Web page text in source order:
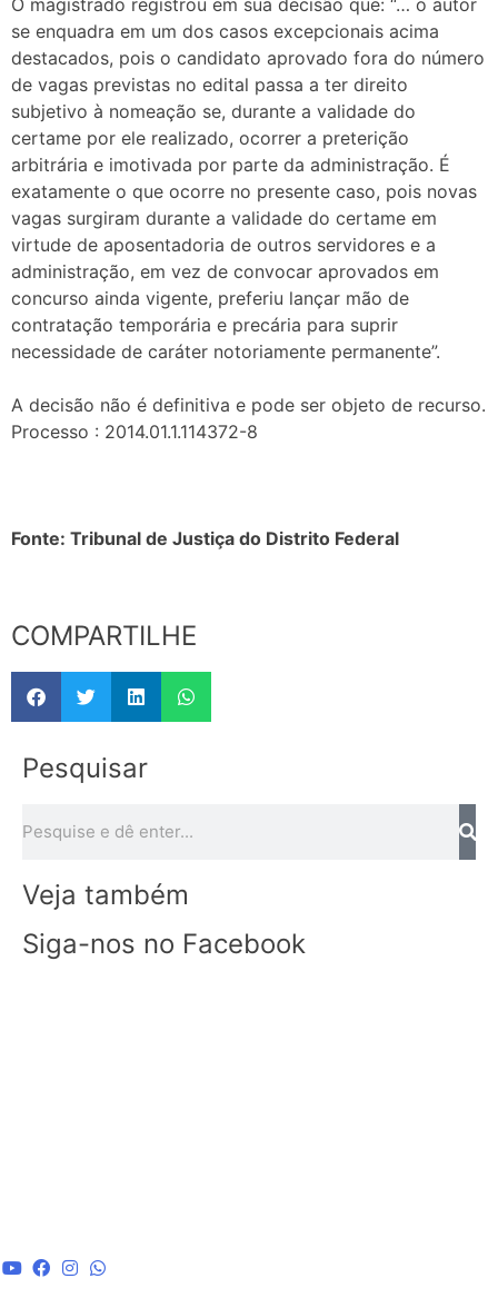
se enquadra em um dos casos excepcionais acima
destacados, pois o candidato aprovado fora do número
de vagas previstas no edital passa a ter direito
subjetivo à nomeação se, durante a validade do
certame por ele realizado, ocorrer a preterição
arbitrária e imotivada por parte da administração. É
exatamente o que ocorre no presente caso, pois novas
vagas surgiram durante a validade do certame em
virtude de aposentadoria de outros servidores e a
administração, em vez de convocar aprovados em
concurso ainda vigente, preferiu lançar mão de
contratação temporária e precária para suprir
necessidade de caráter notoriamente permanente”.
A decisão não é definitiva e pode ser objeto de recurso.
Processo : 2014.01.1.114372-8
Fonte: Tribunal de Justiça do Distrito Federal
COMPARTILHE
Pesquisar
Veja também
Siga-nos no Facebook